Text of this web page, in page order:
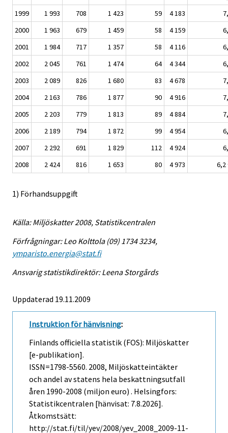
1999
1 993 708 1 423 59 4 183
2000
1 963 679 1 459 58 4 159
2001
1 984 717 1 357 58 4 116
2002
2 045 761 1 474 64 4 344
2003
2 089 826 1 680 83 4 678
2004
2 163 786 1 877 90 4 916
2005
2 203 779 1 813 89 4 884
2006
2 189 794 1 872 99 4 954
2007
2 292 691 1 829 112 4 924
2008
2 424 816 1 653 80 4 973 6,2
1) Förhandsuppgift
Källa: Miljöskatter 2008, Statistikcentralen
Förfrågningar: Leo Kolttola (09) 1734 3234,
ymparisto.energia@stat.fi
Ansvarig statistikdirektör: Leena Storgårds
Uppdaterad 19.11.2009
Instruktion för hänvisning:
Finlands officiella statistik (FOS): Miljöskatter
[e-publikation].
ISSN=1798-5560. 2008, Miljöskatteintäkter
och andel av statens hela beskattningsutfall
åren 1990-2008 (miljon euro) . Helsingfors:
Statistikcentralen [hänvisat: 7.8.2026].
Åtkomstsätt:
http://stat.fi/til/yev/2008/yev_2008_2009-11-